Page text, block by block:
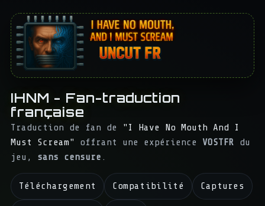
IHNM - Fan-traduction
française
Traduction de fan de
"I Have No Mouth And I
Must Scream"
offrant une expérience VOSTFR du
jeu, sans censure .
Téléchargement Compatibilité Captures